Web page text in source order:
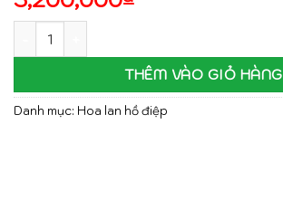
Lan Hồ Điệp_HĐ 08 số lượng
THÊM VÀO GIỎ HÀNG
Danh mục: Hoa lan hồ điệp